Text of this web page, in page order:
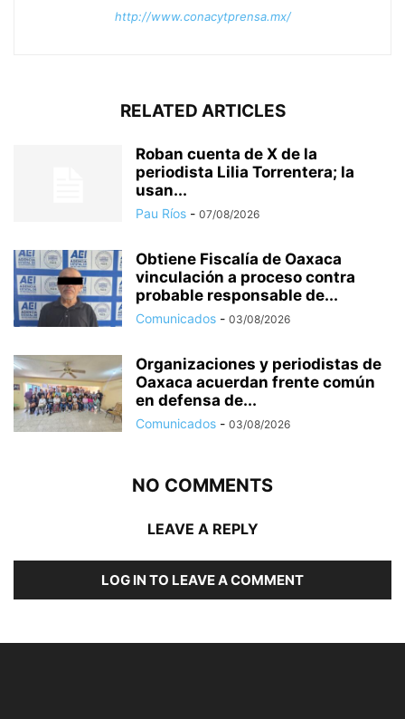
http://www.conacytprensa.mx/
RELATED ARTICLES
Roban cuenta de X de la
periodista Lilia Torrentera; la
usan...
Pau Ríos - 07/08/2026
Obtiene Fiscalía de Oaxaca
vinculación a proceso contra
probable responsable de...
Comunicados - 03/08/2026
Organizaciones y periodistas de
Oaxaca acuerdan frente común
en defensa de...
Comunicados - 03/08/2026
NO COMMENTS
LEAVE A REPLY
LOG IN TO LEAVE A COMMENT